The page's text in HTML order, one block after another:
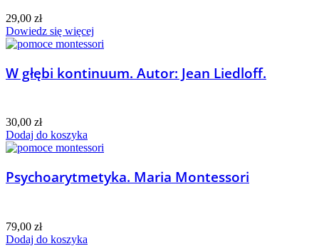
29,00 zł
Dowiedz się więcej
W głębi kontinuum. Autor: Jean Liedloff.
30,00 zł
Dodaj do koszyka
Psychoarytmetyka. Maria Montessori
79,00 zł
Dodaj do koszyka